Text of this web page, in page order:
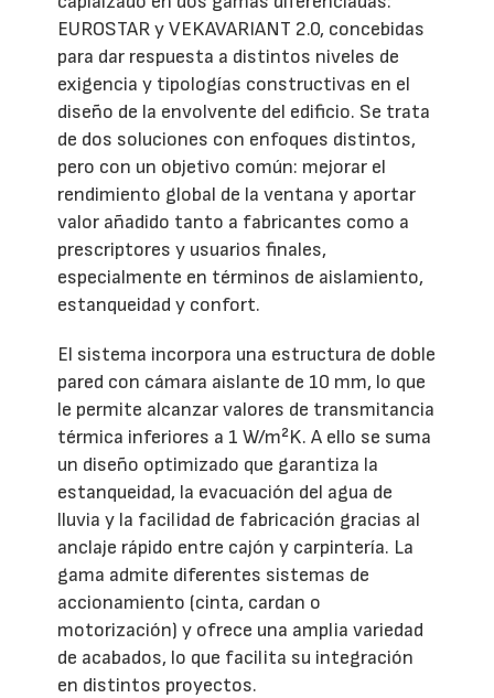
EUROSTAR y VEKAVARIANT 2.0, concebidas
para dar respuesta a distintos niveles de
exigencia y tipologías constructivas en el
diseño de la envolvente del edificio. Se trata
de dos soluciones con enfoques distintos,
pero con un objetivo común: mejorar el
rendimiento global de la ventana y aportar
valor añadido tanto a fabricantes como a
prescriptores y usuarios finales,
especialmente en términos de aislamiento,
estanqueidad y confort.
El sistema incorpora una estructura de doble
pared con cámara aislante de 10 mm, lo que
le permite alcanzar valores de transmitancia
térmica inferiores a 1 W/m²K. A ello se suma
un diseño optimizado que garantiza la
estanqueidad, la evacuación del agua de
lluvia y la facilidad de fabricación gracias al
anclaje rápido entre cajón y carpintería. La
gama admite diferentes sistemas de
accionamiento (cinta, cardan o
motorización) y ofrece una amplia variedad
de acabados, lo que facilita su integración
en distintos proyectos.